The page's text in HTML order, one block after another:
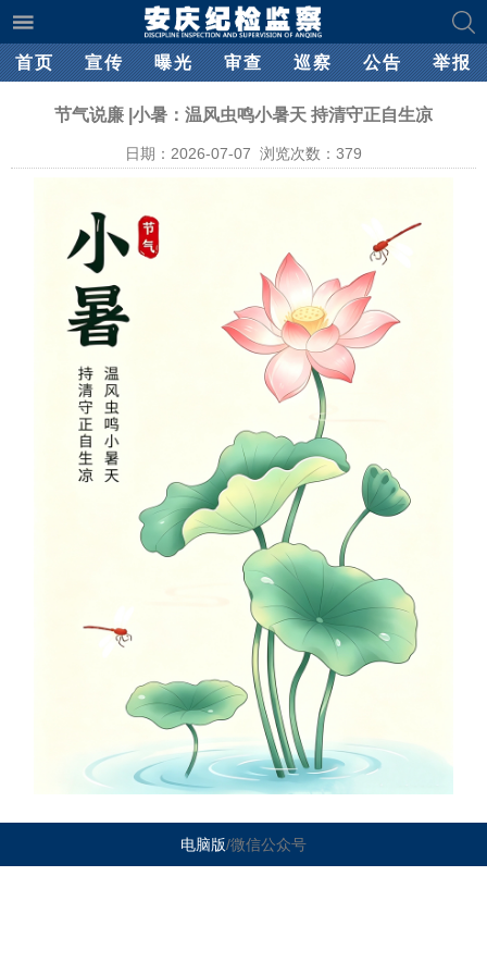
首页 宣传 曝光 审查 巡察 公告 举报
节气说廉 |小暑：温风虫鸣小暑天 持清守正自生凉
日期：2026-07-07 浏览次数： 379
电脑版/微信公众号